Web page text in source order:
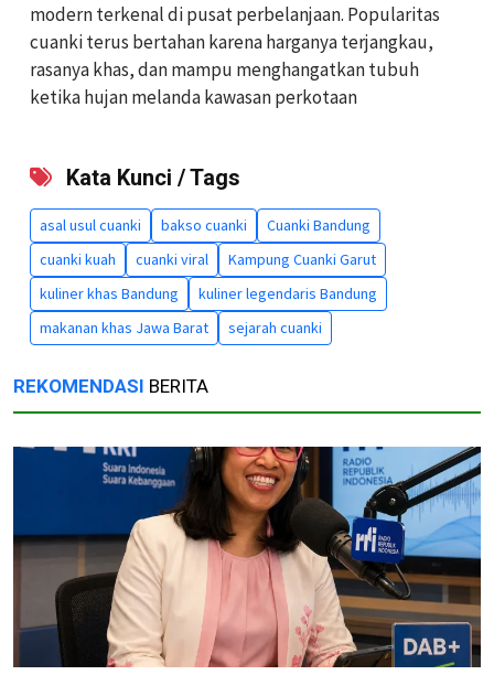
modern terkenal di pusat perbelanjaan. Popularitas
cuanki terus bertahan karena harganya terjangkau,
rasanya khas, dan mampu menghangatkan tubuh
ketika hujan melanda kawasan perkotaan
Kata Kunci / Tags
asal usul cuanki bakso cuanki
Cuanki Bandung
cuanki kuah
cuanki viral
Kampung Cuanki Garut
kuliner khas Bandung
kuliner legendaris Bandung
makanan khas Jawa Barat
sejarah cuanki
REKOMENDASI BERITA